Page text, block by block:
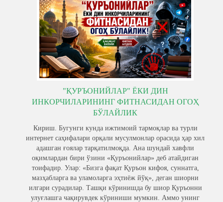
"ҚУРЪОНИЙЛАР" ЁКИ ДИН
ИНКОРЧИЛАРИНИНГ ФИТНАСИДАН ОГОҲ
БЎЛАЙЛИК
Кириш. Бугунги кунда ижтимоий тармоқлар ва турли
интернет саҳифалари орқали мусулмонлар орасида ҳар хил
адашган ғоялар тарқатилмоқда. Ана шундай хавфли
оқимлардан бири ўзини «Қуръонийлар» деб атайдиган
тоифадир. Улар: «Бизга фақат Қуръон кифоя, суннатга,
мазҳабларга ва уламоларга эҳтиёж йўқ», деган шиорни
илгари сурадилар. Ташқи кўринишда бу шиор Қуръонни
улуғлашга чақирувдек кўриниши мумкин. Аммо унинг